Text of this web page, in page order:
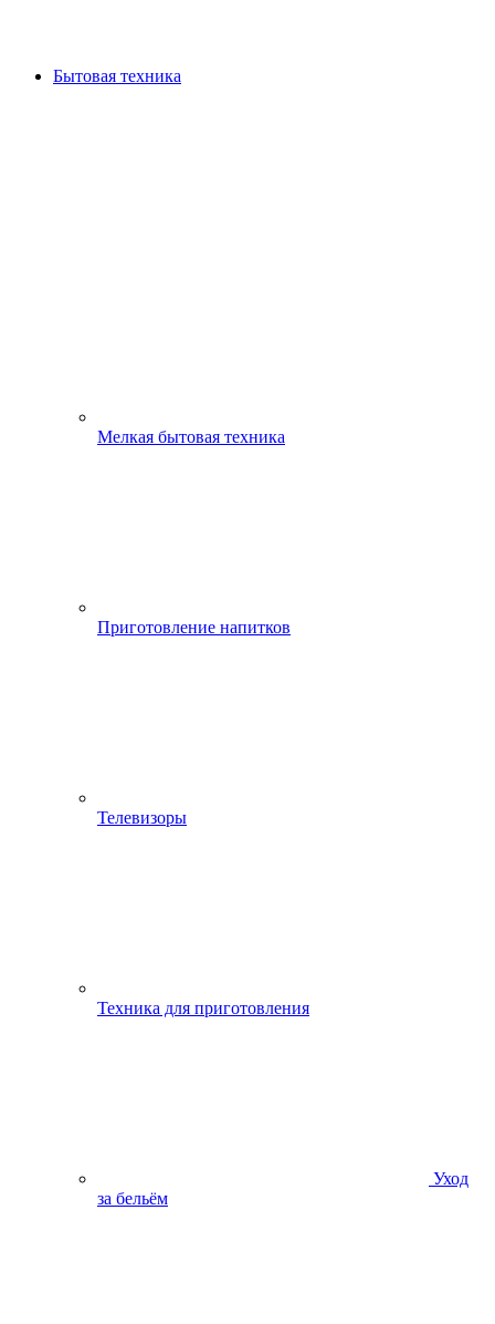
Бытовая техника
Мелкая бытовая техника
Приготовление напитков
Телевизоры
Техника для приготовления
Уход
за бельём